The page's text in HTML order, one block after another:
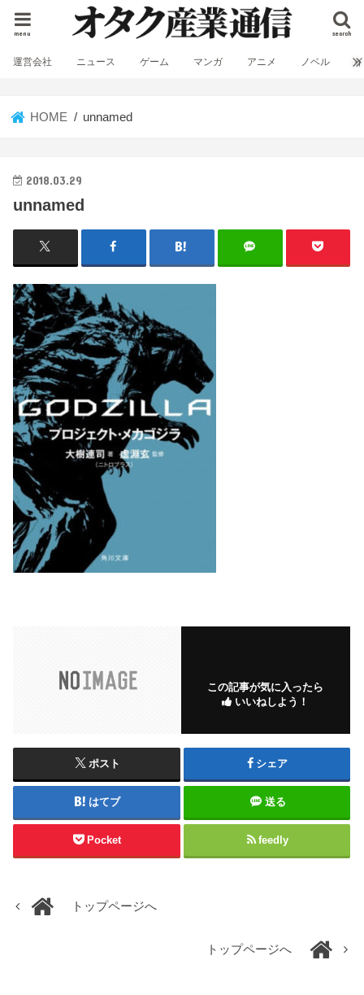
search
menu
運営会社 ニュース ゲーム マンガ アニメ ノベル
HOME unnamed
2018.03.29
unnamed
この記事が気に入ったら
いいねしよう！
ポスト シェア
はてブ 送る
Pocket feedly
トップページへ
トップページへ